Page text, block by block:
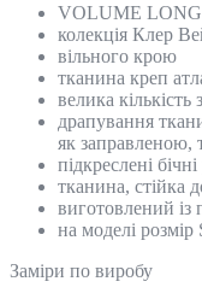
VOLUME
колекція Клер
вільного крою
тканина креп
велика
драпування
як заправленою,
підкреслені бічні
тканина, стійка
виготовлений із
на моделі розмір
Замiри по виробу